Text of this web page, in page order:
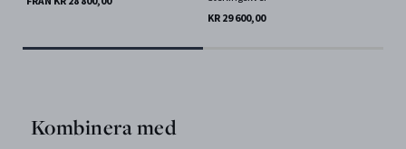
KR 29 600,00
Kombinera med